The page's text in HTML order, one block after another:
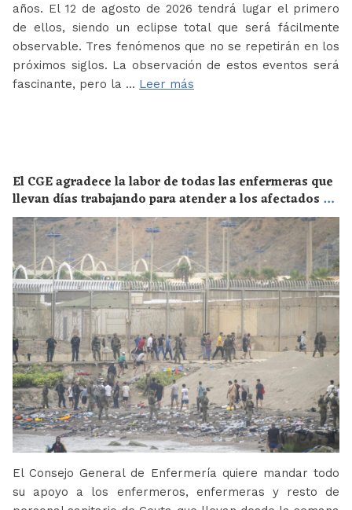
años. El 12 de agosto de 2026 tendrá lugar el primero
de ellos, siendo un eclipse total que será fácilmente
observable. Tres fenómenos que no se repetirán en los
próximos siglos. La observación de estos eventos será
fascinante, pero la … Leer más
El CGE agradece la labor de todas las enfermeras que
llevan días trabajando para atender a los afectados de
la crisis migratoria de Ceuta
El Consejo General de Enfermería quiere mandar todo
su apoyo a los enfermeros, enfermeras y resto de